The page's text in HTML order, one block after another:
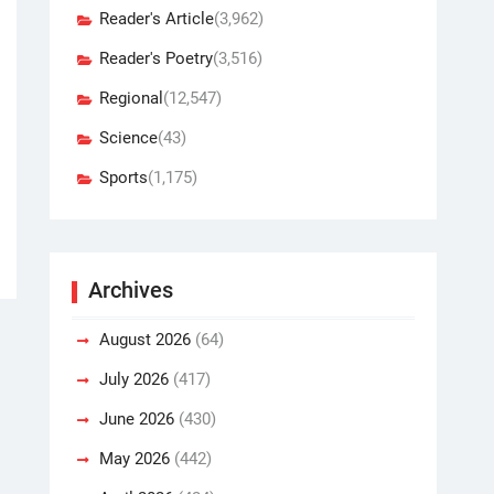
Reader's Article(3,962)
Reader's Poetry(3,516)
Regional (12,547)
Science(43)
Sports(1,175)
Archives
August 2026 (64)
July 2026 (417)
June 2026 (430)
May 2026 (442)